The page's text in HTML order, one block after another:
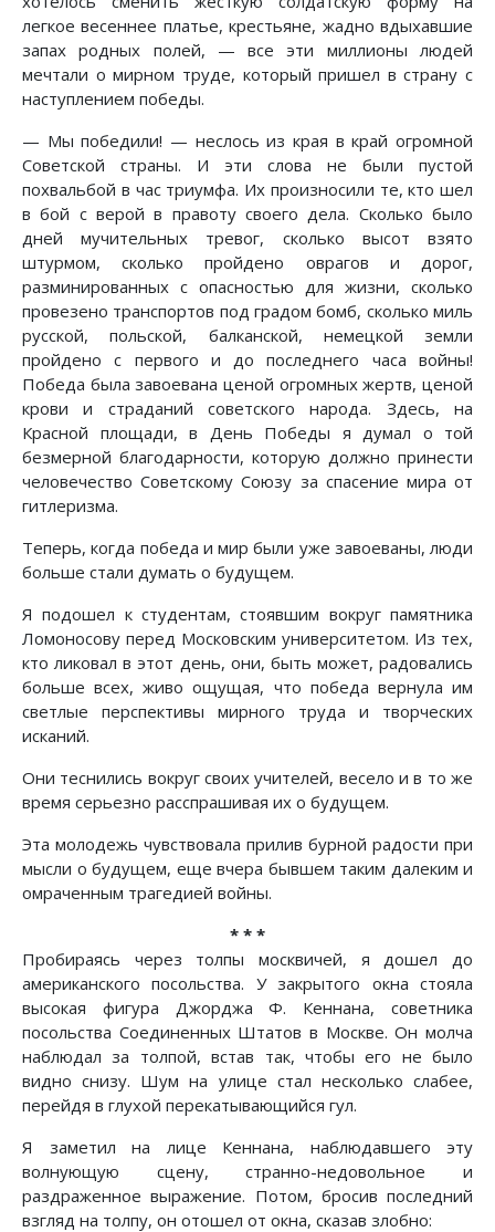
легкое весеннее платье, крестьяне, жадно вдыхавшие
запах родных полей, — все эти миллионы людей
мечтали о мирном труде, который пришел в страну с
наступлением победы.
— Мы победили! — неслось из края в край огромной
Советской страны. И эти слова не были пустой
похвальбой в час триумфа. Их произносили те, кто шел
в бой с верой в правоту своего дела. Сколько было
дней мучительных тревог, сколько высот взято
штурмом, сколько пройдено оврагов и дорог,
разминированных с опасностью для жизни, сколько
провезено транспортов под градом бомб, сколько миль
русской, польской, балканской, немецкой земли
пройдено с первого и до последнего часа войны!
Победа была завоевана ценой огромных жертв, ценой
крови и страданий советского народа. Здесь, на
Красной площади, в День Победы я думал о той
безмерной благодарности, которую должно принести
человечество Советскому Союзу за спасение мира от
гитлеризма.
Теперь, когда победа и мир были уже завоеваны, люди
больше стали думать о будущем.
Я подошел к студентам, стоявшим вокруг памятника
Ломоносову перед Московским университетом. Из тех,
кто ликовал в этот день, они, быть может, радовались
больше всех, живо ощущая, что победа вернула им
светлые перспективы мирного труда и творческих
исканий.
Они теснились вокруг своих учителей, весело и в то же
время серьезно расспрашивая их о будущем.
Эта молодежь чувствовала прилив бурной радости при
мысли о будущем, еще вчера бывшем таким далеким и
омраченным трагедией войны.
* * *
Пробираясь через толпы москвичей, я дошел до
американского посольства. У закрытого окна стояла
высокая фигура Джорджа Ф. Кеннана, советника
посольства Соединенных Штатов в Москве. Он молча
наблюдал за толпой, встав так, чтобы его не было
видно снизу. Шум на улице стал несколько слабее,
перейдя в глухой перекатывающийся гул.
Я заметил на лице Кеннана, наблюдавшего эту
волнующую сцену, странно-недовольное и
раздраженное выражение. Потом, бросив последний
взгляд на толпу, он отошел от окна, сказав злобно: